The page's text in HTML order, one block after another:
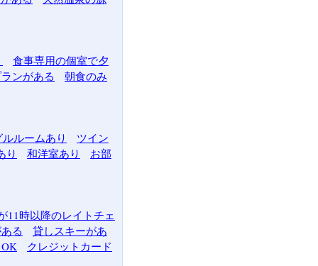
食事専用の個室で夕
ンがある
朝食のみ
ルームあり
ツイン
り 和洋室あり
お部
11時以降のレイトチェ
る
貸しスキーがあ
クレジットカード